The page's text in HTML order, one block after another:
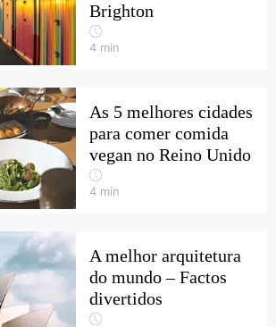
Brighton
4 min
As 5 melhores cidades
para comer comida
vegan no Reino Unido
4 min
A melhor arquitetura
do mundo – Factos
divertidos